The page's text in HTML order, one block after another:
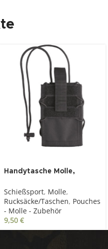
Handytasche Molle,
Schießsport, Molle,
Rucksäcke/Taschen, Pouches
- Molle - Zubehör
9,50 €